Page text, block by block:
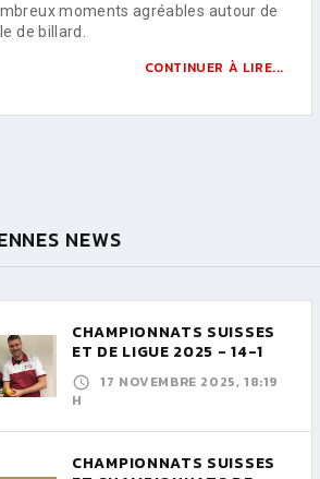
moments agréables autour de
de billard.
CONTINUER À LIRE...
NEWS
CHAMPIONNATS SUISSES
ET DE LIGUE 2025 - 14-1
17 NOVEMBRE 2025, 18:19
H
CHAMPIONNATS SUISSES